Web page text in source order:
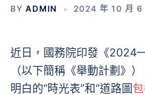
BY ADMIN 2024 年 10 月 6
近日，國務院印發《
（以下簡稱《舉動計劃》
明白的“時光表”和“道路圖